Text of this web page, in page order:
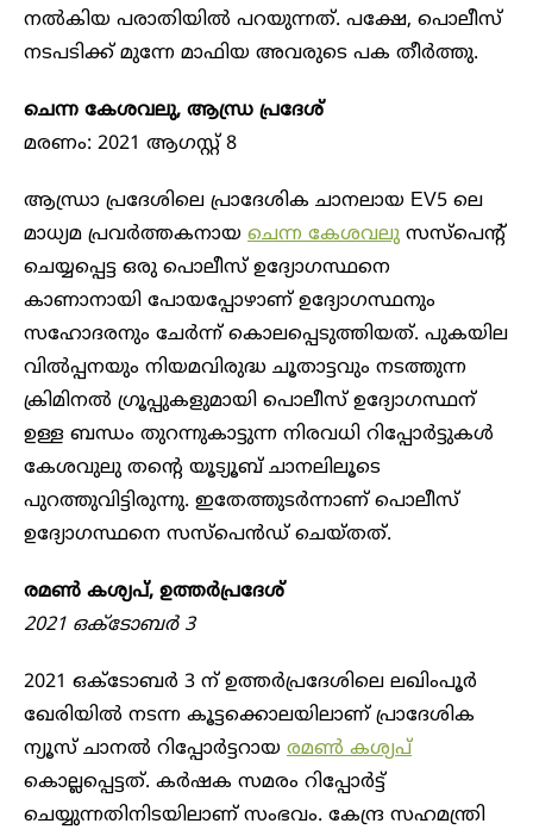
നൽകിയ പരാതിയിൽ പറയുന്നത്. പക്ഷേ, പൊലീസ്
നടപടിക്ക് മുന്നേ മാഫിയ അവരുടെ പക തീർത്തു.
ചെന്ന കേശവലു‌, ആന്ധ്ര പ്ര​ദേശ്
മരണം: 2021 ആ​ഗസ്റ്റ് 8
ആന്ധ്രാ പ്രദേശിലെ പ്രാദേശിക ചാനലായ EV5 ലെ
മാധ്യമ പ്രവർത്തകനായ ചെന്ന കേശവലു‌ സസ്പെന്റ്
ചെയ്യപ്പെട്ട ഒരു പൊലീസ് ഉദ്യോഗസ്ഥനെ
കാണാനായി പോയപ്പോഴാണ് ഉദ്യോഗസ്ഥനും
സഹോദരനും ചേർന്ന് കൊലപ്പെടുത്തിയത്. പുകയില
വിൽപ്പനയും നിയമവിരുദ്ധ ചൂതാട്ടവും നടത്തുന്ന
ക്രിമിനൽ ഗ്രൂപ്പുകളുമായി പൊലീസ് ഉദ്യോഗസ്ഥന്
ഉള്ള ബന്ധം തുറന്നുകാട്ടുന്ന നിരവധി റിപ്പോർട്ടുകൾ
കേശവുലു തന്റെ യൂട്യൂബ് ചാനലിലൂടെ
പുറത്തുവിട്ടിരുന്നു. ഇതേത്തുടർന്നാണ് പൊലീസ്
ഉദ്യോഗസ്ഥനെ സസ്‌പെൻഡ് ചെയ്തത്.
രമൺ കശ്യപ്, ഉത്തർപ്രദേശ്
2021 ഒക്ടോബർ 3
2021 ഒക്ടോബർ 3 ന് ഉത്തർപ്രദേശിലെ ലഖിംപൂർ
ഖേരിയിൽ നടന്ന കൂട്ടക്കൊലയിലാണ് പ്രാദേശിക
ന്യൂസ് ചാനൽ റിപ്പോർട്ടറായ രമൺ കശ്യപ്
കൊല്ലപ്പെട്ടത്. കർഷക സമരം റിപ്പോർട്ട്
ചെയ്യുന്നതിനിടയിലാണ് സംഭവം. കേന്ദ്ര സഹമന്ത്രി